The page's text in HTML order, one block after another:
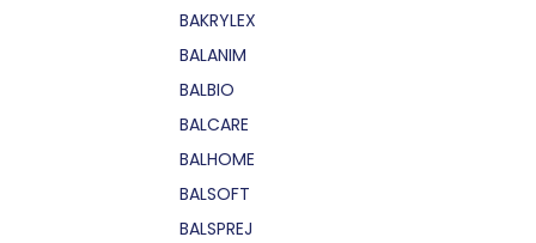
BAKRYLEX
BALANIM
BALBIO
BALCARE
BALHOME
BALSOFT
BALSPREJ